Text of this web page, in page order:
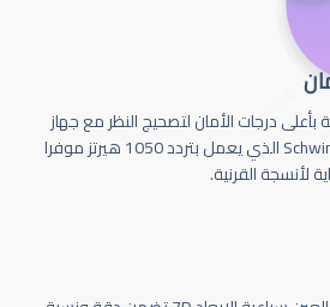
درجات الأمان لتصحيج النظر مع جهاز
Schwind Amaris 1050 الذي يعمل بتردد 1050 هيرتز موفرا
لأنسجة القرنية.